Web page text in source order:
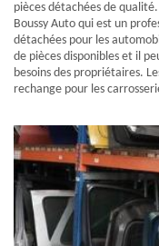
pièces détachées de
Boussy Auto qui est un
détachées pour les
de pièces disponibles et il
besoins des propriétaires.
rechange pour les